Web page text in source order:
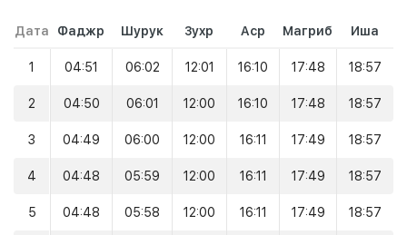
Дата Фаджр Шурук Зухр Аср Магриб Иша
1 04:51 06:02 12:01 16:10 17:48 18:57
2 04:50 06:01 12:00 16:10 17:48 18:57
3 04:49 06:00 12:00 16:11 17:49 18:57
4 04:48 05:59 12:00 16:11 17:49 18:57
5 04:48 05:58 12:00 16:11 17:49 18:57